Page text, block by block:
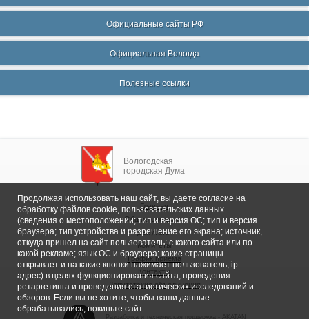
Официальные сайты РФ
Официальная Вологда
Полезные ссылки
Вологодская
городская Дума
Главная
Общие сведения
Депутаты
Комитеты
График приема
Контакты
Депутатские объединения
Продолжая использовать наш сайт, вы даете согласие на
обработку файлов cookie, пользовательских данных
(сведения о местоположении; тип и версия ОС; тип и версия
браузера; тип устройства и разрешение его экрана; источник,
откуда пришел на сайт пользователь; с какого сайта или по
какой рекламе; язык ОС и браузера; какие страницы
открывает и на какие кнопки нажимает пользователь; ip-
адрес) в целях функционирования сайта, проведения
ретаргетинга и проведения статистических исследований и
обзоров. Если вы не хотите, чтобы ваши данные
обрабатывались, покиньте сайт